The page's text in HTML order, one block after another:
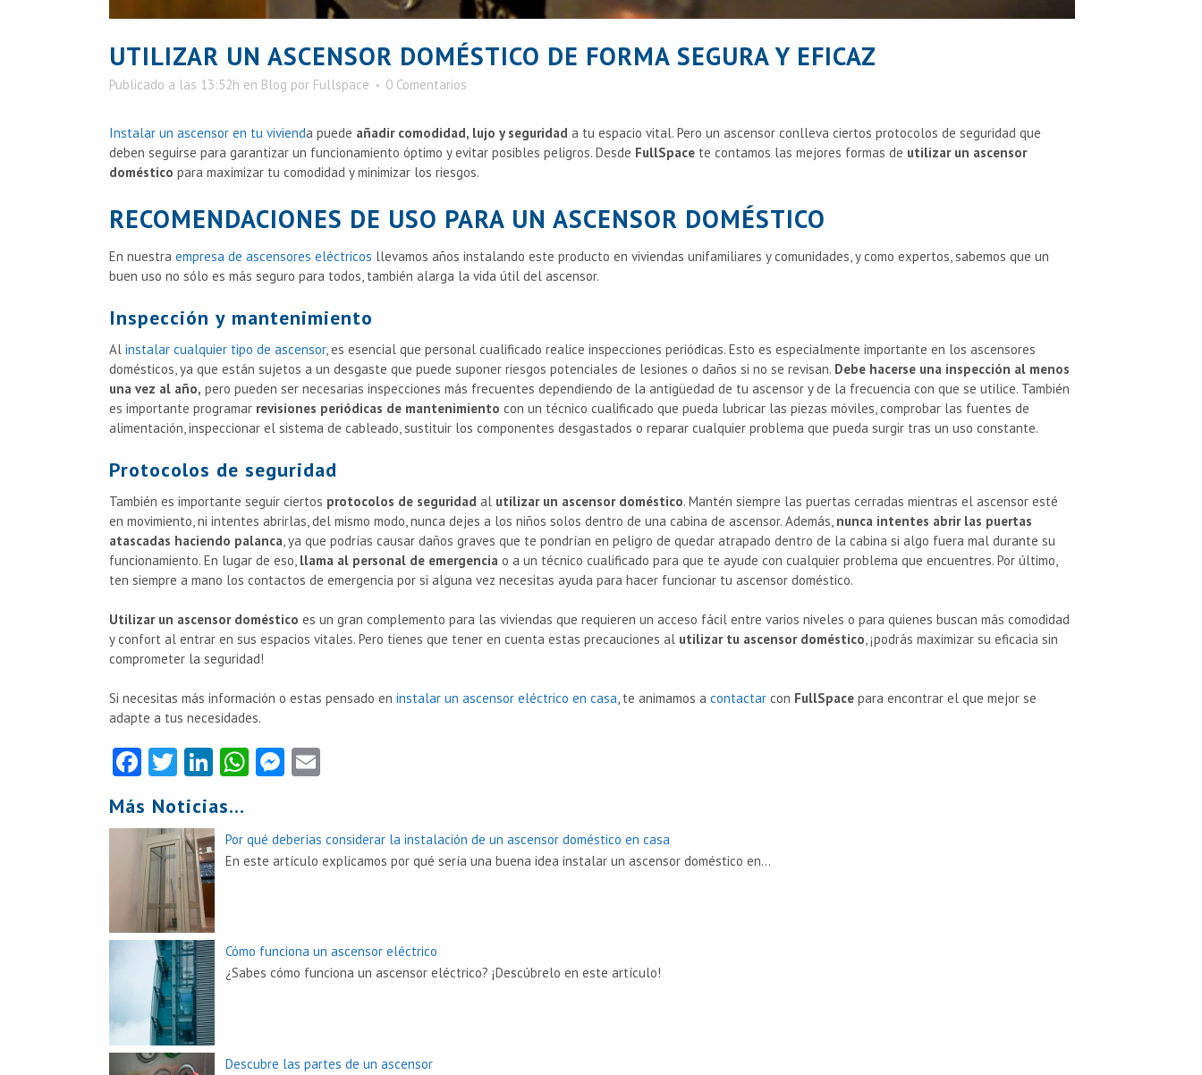
UTILIZAR UN ASCENSOR DOMÉSTICO DE FORMA SEGURA Y EFICAZ
Publicado a las 13:52h en Blog por Fullspace 0 Comentarios
Instalar un ascensor en tu vivienda puede añadir comodidad, lujo y seguridad a tu espacio vital. Pero un ascensor conlleva ciertos protocolos de seguridad que
deben seguirse para garantizar un funcionamiento óptimo y evitar posibles peligros. Desde FullSpace te contamos las mejores formas de utilizar un ascensor
doméstico para maximizar tu comodidad y minimizar los riesgos.
RECOMENDACIONES DE USO PARA UN ASCENSOR DOMÉSTICO
En nuestra empresa de ascensores eléctricos llevamos años instalando este producto en viviendas unifamiliares y comunidades, y como expertos, sabemos que un
buen uso no sólo es más seguro para todos, también alarga la vida útil del ascensor.
Inspección y mantenimiento
Al instalar cualquier tipo de ascensor, es esencial que personal cualificado realice inspecciones periódicas. Esto es especialmente importante en los ascensores
domésticos, ya que están sujetos a un desgaste que puede suponer riesgos potenciales de lesiones o daños si no se revisan. Debe hacerse una inspección al menos
una vez al año, pero pueden ser necesarias inspecciones más frecuentes dependiendo de la antigüedad de tu ascensor y de la frecuencia con que se utilice. También
es importante programar revisiones periódicas de mantenimiento con un técnico cualificado que pueda lubricar las piezas móviles, comprobar las fuentes de
alimentación, inspeccionar el sistema de cableado, sustituir los componentes desgastados o reparar cualquier problema que pueda surgir tras un uso constante.
Protocolos de seguridad
También es importante seguir ciertos protocolos de seguridad al utilizar un ascensor doméstico. Mantén siempre las puertas cerradas mientras el ascensor esté
en movimiento, ni intentes abrirlas, del mismo modo, nunca dejes a los niños solos dentro de una cabina de ascensor. Además, nunca intentes abrir las puertas
atascadas haciendo palanca , ya que podrías causar daños graves que te pondrían en peligro de quedar atrapado dentro de la cabina si algo fuera mal durante su
funcionamiento. En lugar de eso, llama al personal de emergencia o a un técnico cualificado para que te ayude con cualquier problema que encuentres. Por último,
ten siempre a mano los contactos de emergencia por si alguna vez necesitas ayuda para hacer funcionar tu ascensor doméstico.
Utilizar un ascensor doméstico es un gran complemento para las viviendas que requieren un acceso fácil entre varios niveles o para quienes buscan más comodidad
y confort al entrar en sus espacios vitales. Pero tienes que tener en cuenta estas precauciones al utilizar tu ascensor doméstico , ¡podrás maximizar su eficacia sin
comprometer la seguridad!
Si necesitas más información o estas pensado en instalar un ascensor eléctrico en casa , te animamos a contactar con FullSpace para encontrar el que mejor se
adapte a tus necesidades.
Facebook
Twitter
LinkedIn
WhatsApp
Messenger
Más Noticias...
Por qué deberías considerar la instalación de un ascensor doméstico en casa
En este artículo explicamos por qué sería una buena idea instalar un ascensor doméstico en…
Cómo funciona un ascensor eléctrico
¿Sabes cómo funciona un ascensor eléctrico? ¡Descúbrelo en este artículo!
Descubre las partes de un ascensor